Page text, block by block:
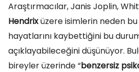
Araştırmacılar, Janis Joplin,
Hendrixüzere isimlerin neden
hayatlarını kaybettiğini bu
açıklayabileceğini düşünüyor.
bireyler üzerinde “benzersiz